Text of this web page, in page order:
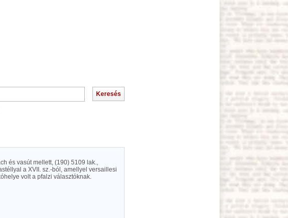
és vasút mellett, (190) 5109 lak.,
a XVII. sz.-ból, amellyel versaillesi
volt a pfalzi választóknak.